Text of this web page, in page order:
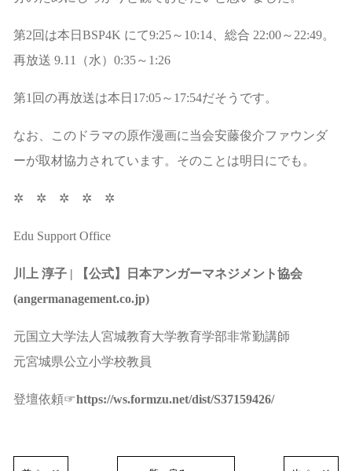
第2回は本日BSP4K にて9:25～10:14、総合 22:00～22:49。
再放送 9.11（水）0:35～1:26
第1回の再放送は本日17:05～17:54だそうです。
なお、このドラマの原作漫画に当会安藤俊介ファウンダ
ーが取材協力されています。そのことは明日にでも。
✲ ✲ ✲ ✲ ✲
Edu Support Office
川上 淳子 | 【公式】日本アンガーマネジメント協会
(angermanagement.co.jp)
元国立大学法人宮城教育大学教育学部非常勤講師
元宮城県公立小学校教員
登壇依頼☞https://ws.formzu.net/dist/S37159426/